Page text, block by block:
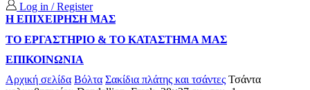
Log in / Register
Η ΕΠΙΧΕΙΡΗΣΗ ΜΑΣ
ΤΟ ΕΡΓΑΣΤΗΡΙΟ & ΤΟ ΚΑΤΑΣΤΗΜΑ ΜΑΣ
ΕΠΙΚΟΙΝΩΝΙΑ
Αρχική σελίδα Βόλτα Σακίδια πλάτης και τσάντες Τσάντα